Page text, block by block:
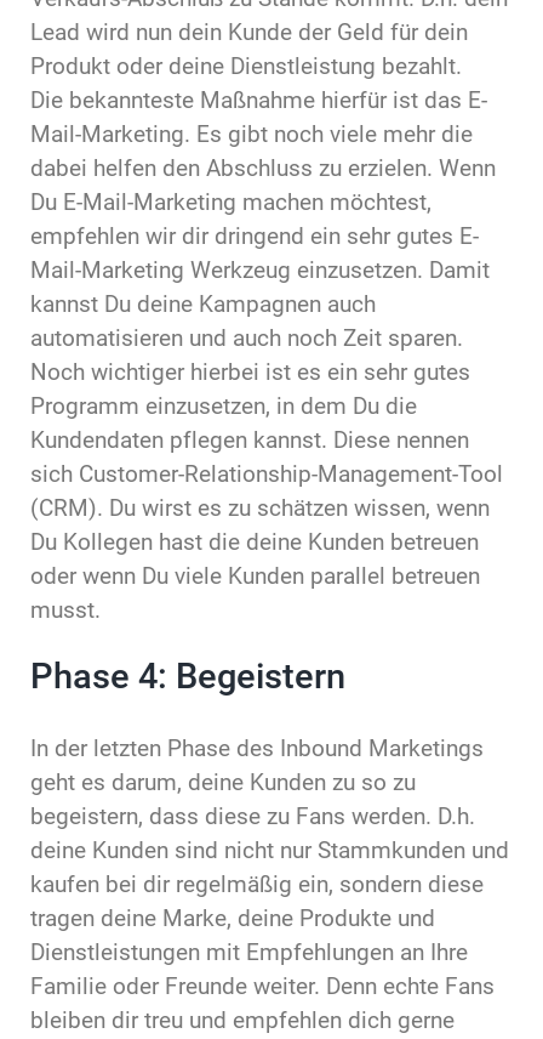
Lead wird nun dein Kunde der Geld für dein
Produkt oder deine Dienstleistung bezahlt.
Die bekannteste Maßnahme hierfür ist das E-
Mail-Marketing. Es gibt noch viele mehr die
dabei helfen den Abschluss zu erzielen. Wenn
Du E-Mail-Marketing machen möchtest,
empfehlen wir dir dringend ein sehr gutes E-
Mail-Marketing Werkzeug einzusetzen. Damit
kannst Du deine Kampagnen auch
automatisieren und auch noch Zeit sparen.
Noch wichtiger hierbei ist es ein sehr gutes
Programm einzusetzen, in dem Du die
Kundendaten pflegen kannst. Diese nennen
sich Customer-Relationship-Management-Tool
(CRM). Du wirst es zu schätzen wissen, wenn
Du Kollegen hast die deine Kunden betreuen
oder wenn Du viele Kunden parallel betreuen
musst.
Phase 4: Begeistern
In der letzten Phase des Inbound Marketings
geht es darum, deine Kunden zu so zu
begeistern, dass diese zu Fans werden. D.h.
deine Kunden sind nicht nur Stammkunden und
kaufen bei dir regelmäßig ein, sondern diese
tragen deine Marke, deine Produkte und
Dienstleistungen mit Empfehlungen an Ihre
Familie oder Freunde weiter. Denn echte Fans
bleiben dir treu und empfehlen dich gerne